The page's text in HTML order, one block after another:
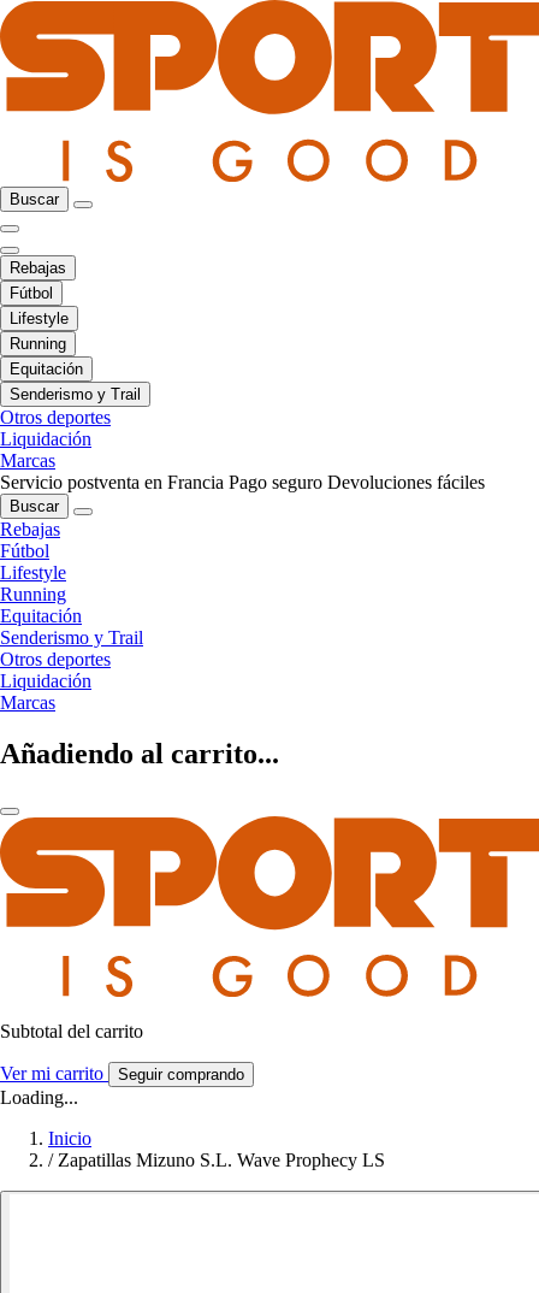
Buscar
Rebajas
Fútbol
Lifestyle
Running
Equitación
Senderismo y Trail
Otros deportes
Liquidación
Marcas
Servicio postventa en Francia Pago seguro Devoluciones fáciles
Buscar
Rebajas
Fútbol
Lifestyle
Running
Equitación
Senderismo y Trail
Otros deportes
Liquidación
Marcas
Añadiendo al carrito...
Subtotal del carrito
Ver mi carrito Seguir comprando
Loading...
Inicio
/ Zapatillas Mizuno S.L. Wave Prophecy LS